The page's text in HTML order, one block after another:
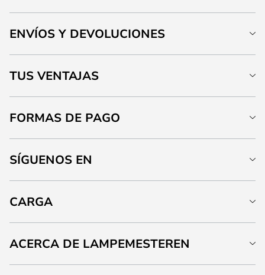
ENVÍOS Y DEVOLUCIONES
TUS VENTAJAS
FORMAS DE PAGO
SÍGUENOS EN
CARGA
ACERCA DE LAMPEMESTEREN